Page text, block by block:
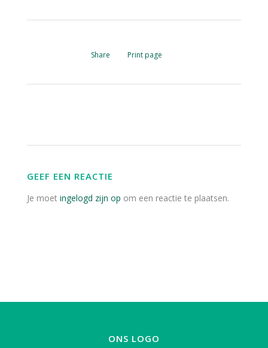
Share Print page
GEEF EEN REACTIE
Je moet ingelogd zijn op om een reactie te plaatsen.
ONS LOGO